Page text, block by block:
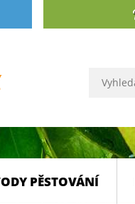
PĚSTOVÁNÍ